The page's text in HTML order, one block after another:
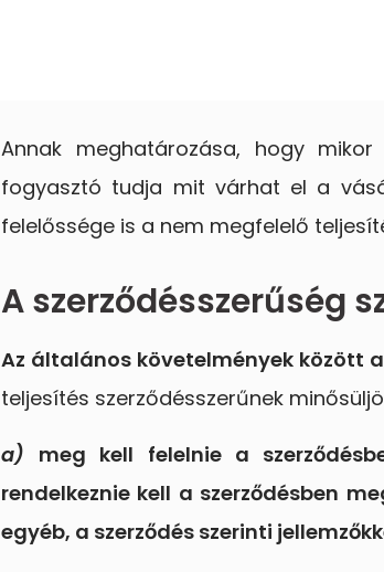
Annak meghatározása, hogy
fogyasztó tudja mit várhat el a
felelőssége is a nem megfelelő
A szerződésszerűség
Az általános követelmények között a
teljesítés szerződésszerűnek
a) meg kell felelnie a
rendelkeznie kell a szerződésben
egyéb, a szerződés szerinti